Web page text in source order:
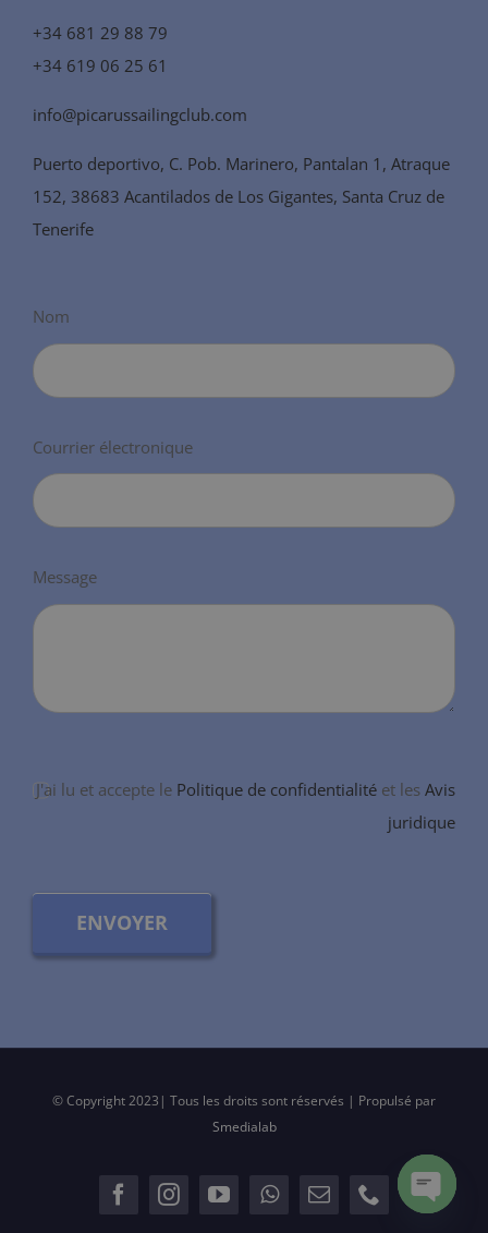
+34 681 29 88 79
+34 619 06 25 61
info@picarussailingclub.com
Puerto deportivo, C. Pob. Marinero, Pantalan 1, Atraque
152, 38683 Acantilados de Los Gigantes, Santa Cruz de
Tenerife
Nom
Courrier électronique
Message
J'ai lu et accepte le Politique de confidentialité et lesAvis
juridique
ENVOYER
© Copyright 2023| Tous les droits sont réservés | Propulsé par
Smedialab